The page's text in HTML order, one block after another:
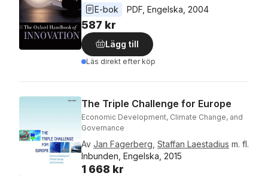
E-bok
PDF Engelska 2004
587 kr
Lägg till
Läs direkt efter köp
The Triple Challenge for Europe
Economic Development, Climate Change, and
Governance
Av Jan Fagerberg Staffan Laestadius m. fl.
Inbunden, Engelska, 2015
1 668 kr